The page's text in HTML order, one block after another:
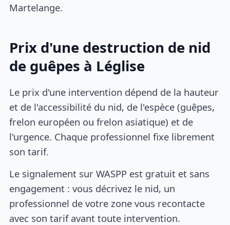
Martelange.
Prix d'une destruction de nid
de guêpes à Léglise
Le prix d'une intervention dépend de la hauteur
et de l'accessibilité du nid, de l'espèce (guêpes,
frelon européen ou frelon asiatique) et de
l'urgence. Chaque professionnel fixe librement
son tarif.
Le signalement sur WASPP est gratuit et sans
engagement : vous décrivez le nid, un
professionnel de votre zone vous recontacte
avec son tarif avant toute intervention.